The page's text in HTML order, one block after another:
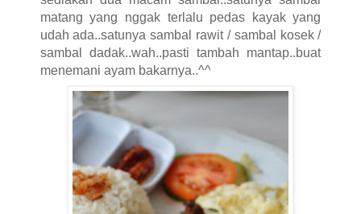
matang yang nggak terlalu pedas kayak yang
udah ada..satunya sambal rawit / sambal kosek /
sambal dadak..wah..pasti tambah mantap..buat
menemani ayam bakarnya..^^